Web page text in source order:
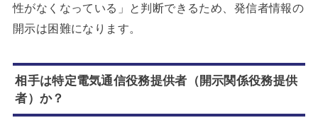
性がなくなっている」と判断できるため、発信者情報の
開示は困難になります。
相手は特定電気通信役務提供者（開示関係役務提供
者）か？